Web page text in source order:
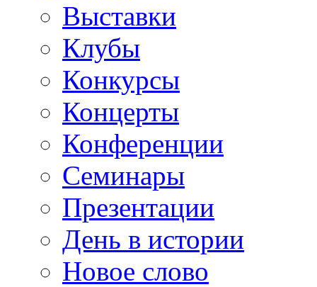
Выставки
Клубы
Конкурсы
Концерты
Конференции
Семинары
Презентации
День в истории
Новое слово